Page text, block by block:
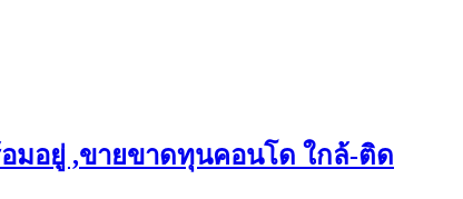
มอยู่ ,ขายขาดทุนคอนโด ใกล้-ติด